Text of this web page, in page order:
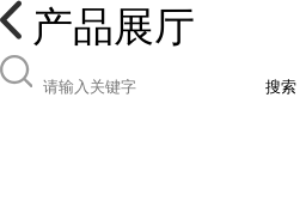
产品展厅
搜索